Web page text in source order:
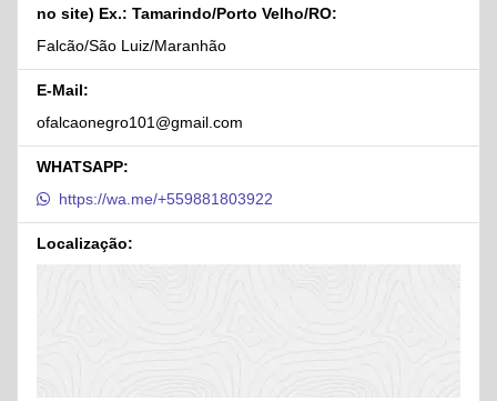
no site) Ex.: Tamarindo/Porto Velho/RO:
Falcão/São Luiz/Maranhão
E-Mail:
ofalcaonegro101@gmail.com
WHATSAPP:
https://wa.me/+559881803922
Localização: